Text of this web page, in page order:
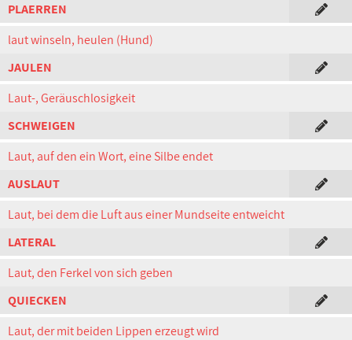
PLAERREN
laut winseln, heulen (Hund)
JAULEN
Laut-, Geräuschlosigkeit
SCHWEIGEN
Laut, auf den ein Wort, eine Silbe endet
AUSLAUT
Laut, bei dem die Luft aus einer Mundseite entweicht
LATERAL
Laut, den Ferkel von sich geben
QUIECKEN
Laut, der mit beiden Lippen erzeugt wird